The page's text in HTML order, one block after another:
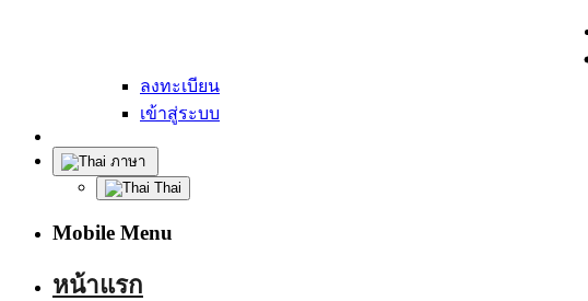
ลงทะเบียน
เข้าสู่ระบบ
ภาษา
Thai
Mobile Menu
หน้าแรก